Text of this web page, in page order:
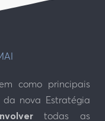
como principais
nova Estratégia
todas as